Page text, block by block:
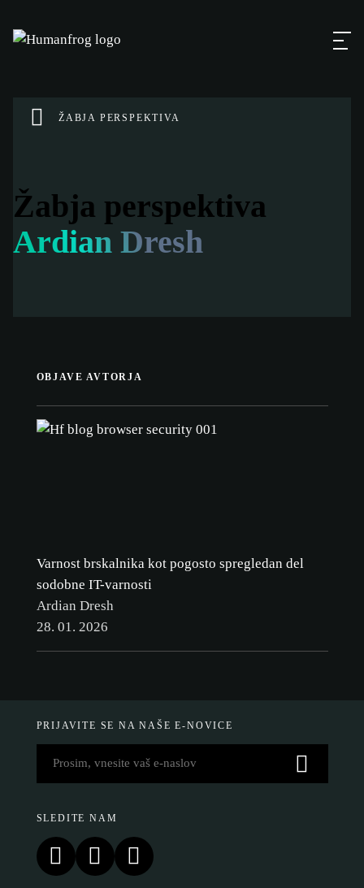
ŽABJA PERSPEKTIVA
Žabja perspektiva
Ardian Dresh
OBJAVE AVTORJA
Varnost brskalnika kot pogosto spregledan del
sodobne IT-varnosti
Ardian Dresh
28. 01. 2026
PRIJAVITE SE NA NAŠE E-NOVICE
SLEDITE NAM
politiko piškotkov.
SPREJMI SAMO NUJNE